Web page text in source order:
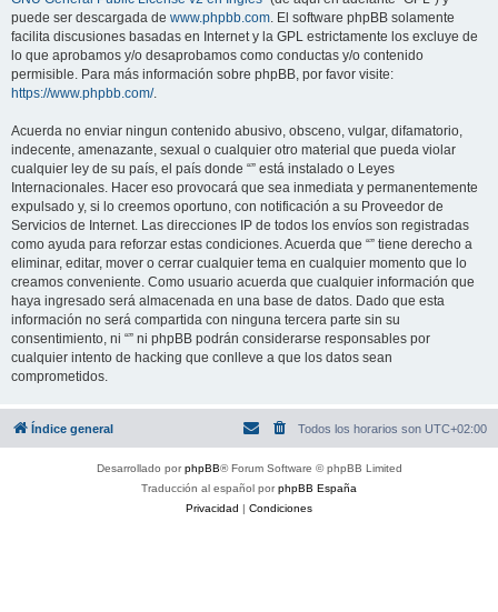
puede ser descargada de www.phpbb.com. El software phpBB solamente
facilita discusiones basadas en Internet y la GPL estrictamente los excluye de
lo que aprobamos y/o desaprobamos como conductas y/o contenido
permisible. Para más información sobre phpBB, por favor visite:
https://www.phpbb.com/.
Acuerda no enviar ningun contenido abusivo, obsceno, vulgar, difamatorio,
indecente, amenazante, sexual o cualquier otro material que pueda violar
cualquier ley de su país, el país donde “” está instalado o Leyes
Internacionales. Hacer eso provocará que sea inmediata y permanentemente
expulsado y, si lo creemos oportuno, con notificación a su Proveedor de
Servicios de Internet. Las direcciones IP de todos los envíos son registradas
como ayuda para reforzar estas condiciones. Acuerda que “” tiene derecho a
eliminar, editar, mover o cerrar cualquier tema en cualquier momento que lo
creamos conveniente. Como usuario acuerda que cualquier información que
haya ingresado será almacenada en una base de datos. Dado que esta
información no será compartida con ninguna tercera parte sin su
consentimiento, ni “” ni phpBB podrán considerarse responsables por
cualquier intento de hacking que conlleve a que los datos sean
comprometidos.
Índice general Todos los horarios son UTC+02:00
Desarrollado porphpBB® Forum Software © phpBB Limited
Traducción al español porphpBB España
Privacidad | Condiciones